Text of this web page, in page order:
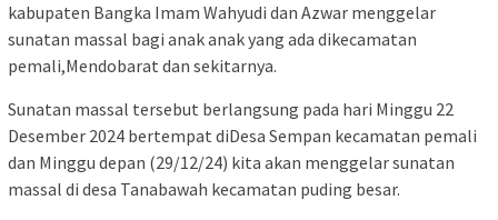
kabupaten Bangka Imam Wahyudi dan Azwar menggelar
sunatan massal bagi anak anak yang ada dikecamatan
pemali,Mendobarat dan sekitarnya.
Sunatan massal tersebut berlangsung pada hari Minggu 22
Desember 2024 bertempat diDesa Sempan kecamatan pemali
dan Minggu depan (29/12/24) kita akan menggelar sunatan
massal di desa Tanabawah kecamatan puding besar.